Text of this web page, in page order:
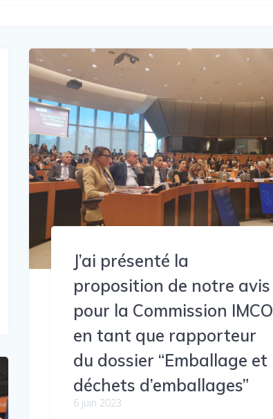
J’ai présenté la
proposition de notre avis
pour la Commission IMCO
en tant que rapporteur
du dossier “Emballage et
déchets d’emballages”
6 juin 2023